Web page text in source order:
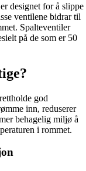
designet for å slippe
ventilene bidrar til
Spalteventiler
på de som er 50
god
inn, reduserer
behagelig miljø å
i rommet.